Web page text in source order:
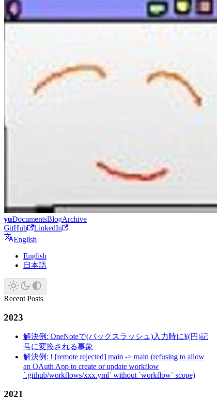
yuDocumentsBlogArchive
GitHub
LinkedIn
English
English
日本語
Recent Posts
2023
解決例: OneNoteで(バックスラッシュ)入力時に¥(円)記
号に変換される事象
解決例: ! [remote rejected] main -> main (refusing to allow
an OAuth App to create or update workflow
`.github/workflows/xxx.yml` without `workflow` scope)
2021